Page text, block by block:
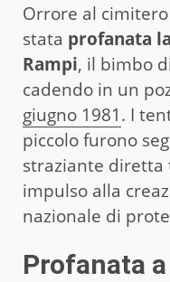
Orrore al
stata profanata
Rampi, il bimbo
cadendo in un
giugno 1981. I
piccolo furono
straziante diretta
impulso alla
nazionale di
Profanata